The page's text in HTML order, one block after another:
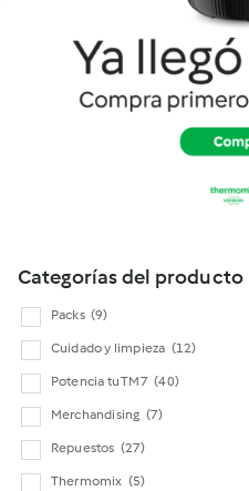
Categorías del producto
Packs (9)
Cuidado y limpieza (12)
Potencia tu TM7 (40)
Merchandising (7)
Repuestos (27)
Thermomix (5)